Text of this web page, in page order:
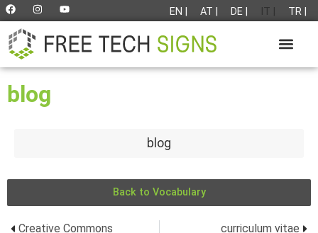
EN | AT | DE | IT | TR |
blog
blog
Back to Vocabulary
Creative Commons curriculum vitae